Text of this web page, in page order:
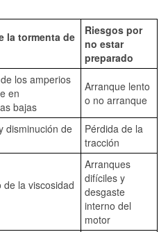
la tormenta de
Riesgos por
no estar
preparado
los amperios
en
bajas
Arranque lento
o no arranque
disminución de
Pérdida de la
tracción
de la viscosidad
Arranques
difíciles y
desgaste
interno del
motor